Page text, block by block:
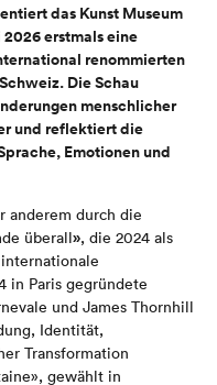
das Kunst Museum
erstmals eine
renommierten
Die Schau
menschlicher
und reflektiert die
Emotionen und
anderem durch die
überall», die 2024 als
in Paris gegründete
und James Thornhill
Identität,
Transformation
gewählt in